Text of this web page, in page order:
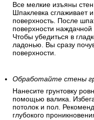
Все мелкие изъяны
Шпаклевка сглаживает
поверхность. После
поверхности
Чтобы убедиться в
ладонью. Вы сразу
поверхности.
Обработайте стены
Нанесите грунтовку
помощью валика.
потолок и пол.
глубокого